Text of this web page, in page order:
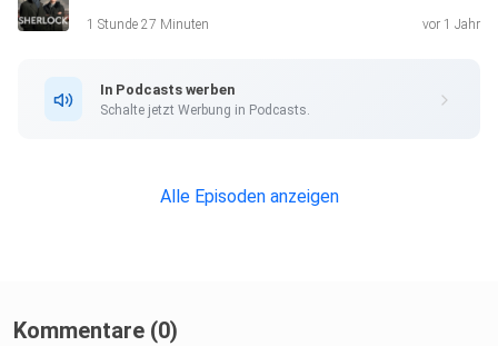
1 Stunde 27 Minuten vor 1 Jahr
In Podcasts werben
Schalte jetzt Werbung in Podcasts.
Alle Episoden anzeigen
Kommentare (0)